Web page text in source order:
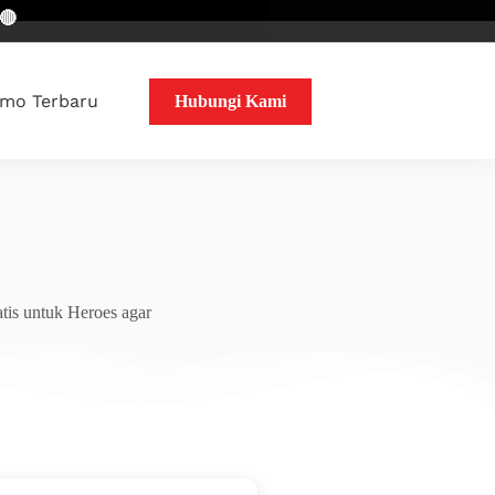
Terbaru Hubungi Kami
untuk Heroes agar